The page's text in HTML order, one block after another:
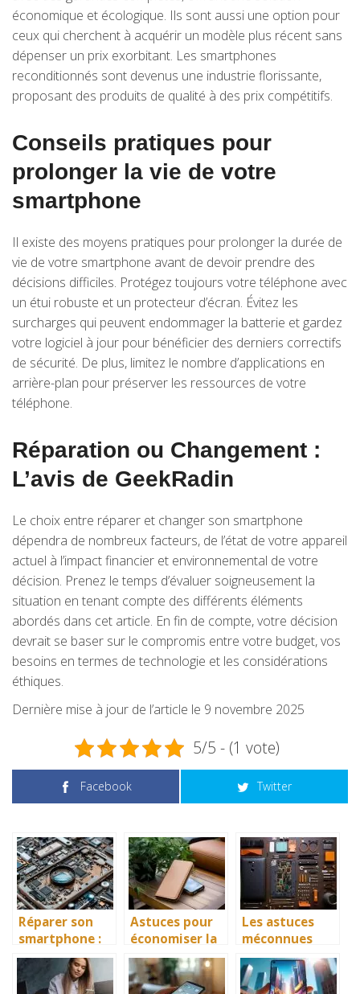
économique et écologique. Ils sont aussi une option pour
ceux qui cherchent à acquérir un modèle plus récent sans
dépenser un prix exorbitant. Les smartphones
reconditionnés sont devenus une industrie florissante,
proposant des produits de qualité à des prix compétitifs.
Conseils pratiques pour
prolonger la vie de votre
smartphone
Il existe des moyens pratiques pour prolonger la durée de
vie de votre smartphone avant de devoir prendre des
décisions difficiles. Protégez toujours votre téléphone avec
un étui robuste et un protecteur d’écran. Évitez les
surcharges qui peuvent endommager la batterie et gardez
votre logiciel à jour pour bénéficier des derniers correctifs
de sécurité. De plus, limitez le nombre d’applications en
arrière-plan pour préserver les ressources de votre
téléphone.
Réparation ou Changement :
L’avis de GeekRadin
Le choix entre réparer et changer son smartphone
dépendra de nombreux facteurs, de l’état de votre appareil
actuel à l’impact financier et environnemental de votre
décision. Prenez le temps d’évaluer soigneusement la
situation en tenant compte des différents éléments
abordés dans cet article. En fin de compte, votre décision
devrait se baser sur le compromis entre votre budget, vos
besoins en termes de technologie et les considérations
éthiques.
Dernière mise à jour de l’article le 9 novembre 2025
5/5 - (1 vote)
Facebook Twitter
Réparer son
smartphone :
comment
trouver les
bonnes pièces
Astuces pour
économiser la
batterie de
votre
smartphone au
Les astuces
méconnues
pour optimiser
les
performances